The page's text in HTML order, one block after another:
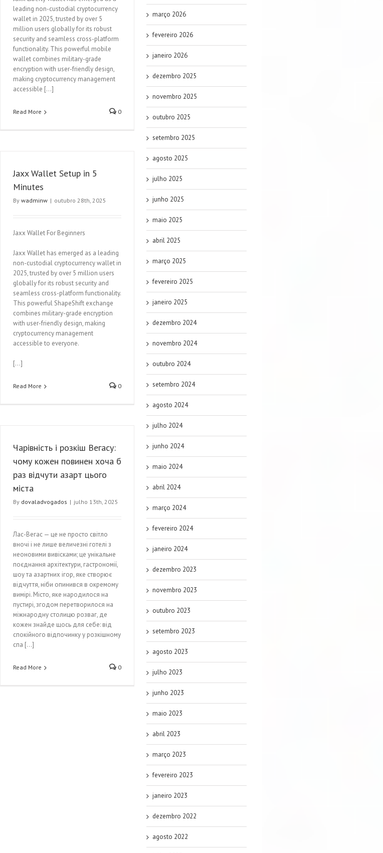
leading non-custodial cryptocurrency
wallet in 2025, trusted by over 5
million users globally for its robust
security and seamless cross-platform
functionality. This powerful mobile
wallet combines military-grade
encryption with user-friendly design,
making cryptocurrency management
accessible […]
Read More 0
Jaxx Wallet Setup in 5
Minutes
By wadminw | outubro 28th, 2025
Jaxx Wallet For Beginners
Jaxx Wallet has emerged as a leading
non-custodial cryptocurrency wallet in
2025, trusted by over 5 million users
globally for its robust security and
seamless cross-platform functionality.
This powerful ShapeShift exchange
combines military-grade encryption
with user-friendly design, making
cryptocurrency management
accessible to everyone.
[…]
Read More 0
Чарівність і розкіш Вегасу:
чому кожен повинен хоча б
раз відчути азарт цього
міста
By dovaladvogados | julho 13th, 2025
Лас-Вегас — це не просто світло
вночі і не лише величезні готелі з
неоновими вивісками; це унікальне
поєднання архітектури, гастрономії,
шоу та азартних ігор, яке створює
відчуття, ніби опинився в окремому
вимірі. Місто, яке народилося на
пустирі, згодом перетворилося на
міжнародну столицю розваг, де
кожен знайде щось для себе: від
спокійного відпочинку у розкішному
спа […]
Read More 0
março 2026
fevereiro 2026
janeiro 2026
dezembro 2025
novembro 2025
outubro 2025
setembro 2025
agosto 2025
julho 2025
junho 2025
maio 2025
abril 2025
março 2025
fevereiro 2025
janeiro 2025
dezembro 2024
novembro 2024
outubro 2024
setembro 2024
agosto 2024
julho 2024
junho 2024
maio 2024
abril 2024
março 2024
fevereiro 2024
janeiro 2024
dezembro 2023
novembro 2023
outubro 2023
setembro 2023
agosto 2023
julho 2023
junho 2023
maio 2023
abril 2023
março 2023
fevereiro 2023
janeiro 2023
dezembro 2022
agosto 2022